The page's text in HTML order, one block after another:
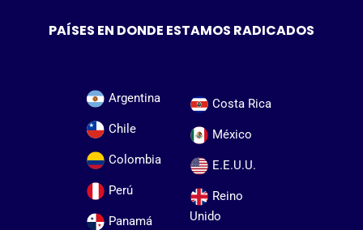
PAÍSES EN DONDE ESTAMOS RADICADOS
Argentina
Chile
Colombia
Perú
Panamá
Costa Rica
México
E.E.U.U.
Reino
Unido